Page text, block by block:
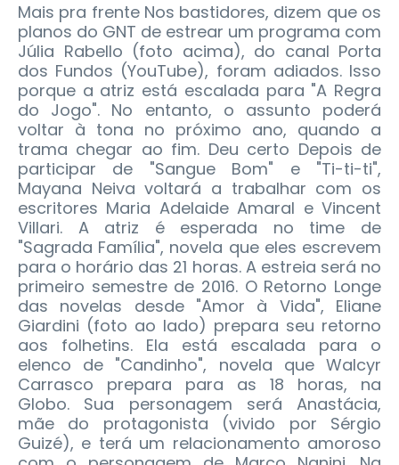
Mais pra frente Nos bastidores, dizem que os
planos do GNT de estrear um programa com
Júlia Rabello (foto acima), do canal Porta
dos Fundos (YouTube), foram adiados. Isso
porque a atriz está escalada para "A Regra
do Jogo". No entanto, o assunto poderá
voltar à tona no próximo ano, quando a
trama chegar ao fim. Deu certo Depois de
participar de "Sangue Bom" e "Ti-ti-ti",
Mayana Neiva voltará a trabalhar com os
escritores Maria Adelaide Amaral e Vincent
Villari. A atriz é esperada no time de
"Sagrada Família", novela que eles escrevem
para o horário das 21 horas. A estreia será no
primeiro semestre de 2016. O Retorno Longe
das novelas desde "Amor à Vida", Eliane
Giardini (foto ao lado) prepara seu retorno
aos folhetins. Ela está escalada para o
elenco de "Candinho", novela que Walcyr
Carrasco prepara para as 18 horas, na
Globo. Sua personagem será Anastácia,
mãe do protagonista (vivido por Sérgio
Guizé), e terá um relacionamento amoroso